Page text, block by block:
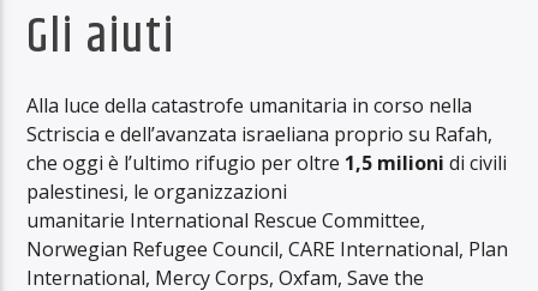
Gli aiuti
Alla luce della catastrofe umanitaria in corso nella
Sctriscia e dell’avanzata israeliana proprio su Rafah,
che oggi è l’ultimo rifugio per oltre 1,5 milioni di civili
palestinesi, le organizzazioni
umanitarie International Rescue Committee,
Norwegian Refugee Council, CARE International, Plan
International, Mercy Corps, Oxfam, Save the